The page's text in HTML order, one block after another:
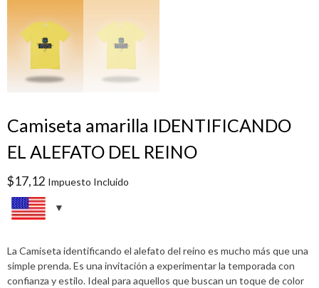
Camiseta amarilla IDENTIFICANDO
EL ALEFATO DEL REINO
$17,12 Impuesto Incluido
La Camiseta identificando el alefato del reino es mucho más que una
simple prenda. Es una invitación a experimentar la temporada con
confianza y estilo. Ideal para aquellos que buscan un toque de color